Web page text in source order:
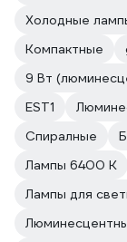
Холодные
Компактные
9 Вт
EST1
Спиралные
Лампы 6400 К
Лампы для